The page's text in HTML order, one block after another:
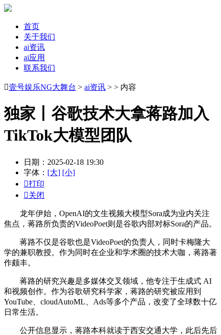
首页
关于我们
ai资讯
ai应用
联系我们
壹号娱乐NG大舞台 > ai资讯 > > 内容
独家丨谷歌技术大拿蒋路加入
TikTok大模型团队
日期：2025-02-18 19:30
字体： [大] [小]
打印
关闭
龙年伊始，OpenAI的文生视频大模型Sora成为业内关注
焦点，蒋路所负责的VideoPoet则是谷歌内部对标Sora的产品。
蒋路不仅是谷歌也是VideoPoet的负责人，同时卡梅隆大
学的兼职教授。作为同时在企业和学术圈的技术大咖，蒋路著
作颇丰。
蒋路的研究兴趣是多媒体交叉领域，他专注于生成式 AI
和视频创作。作为谷歌研究科学家，蒋路的研究被应用到
YouTube、cloudAutoML、Ads等多个产品，改变了全球数十亿
日常生活。
公开信息显示，蒋路本科就读于西安交通大学，此后先后